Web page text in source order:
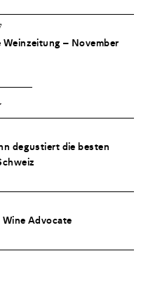
– November
degustiert die besten
Advocate